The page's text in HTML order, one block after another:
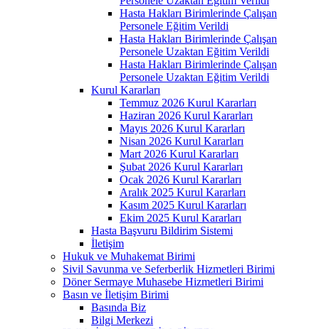
Hasta Hakları Birimlerinde Çalışan
Personele Eğitim Verildi
Hasta Hakları Birimlerinde Çalışan
Personele Uzaktan Eğitim Verildi
Hasta Hakları Birimlerinde Çalışan
Personele Uzaktan Eğitim Verildi
Kurul Kararları
Temmuz 2026 Kurul Kararları
Haziran 2026 Kurul Kararları
Mayıs 2026 Kurul Kararları
Nisan 2026 Kurul Kararları
Mart 2026 Kurul Kararları
Şubat 2026 Kurul Kararları
Ocak 2026 Kurul Kararları
Aralık 2025 Kurul Kararları
Kasım 2025 Kurul Kararları
Ekim 2025 Kurul Kararları
Hasta Başvuru Bildirim Sistemi
İletişim
Hukuk ve Muhakemat Birimi
Sivil Savunma ve Seferberlik Hizmetleri Birimi
Döner Sermaye Muhasebe Hizmetleri Birimi
Basın ve İletişim Birimi
Basında Biz
Bilgi Merkezi